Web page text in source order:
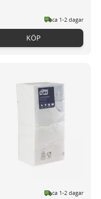
ca 1-2 dagar
KÖP
ca 1-2 dagar